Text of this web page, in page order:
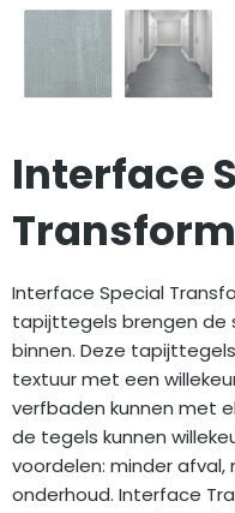
Interface
Interface Special
tapijttegels brengen de
binnen. Deze
textuur met een
verfbaden kunnen met
de tegels kunnen
voordelen: minder
onderhoud. Interface